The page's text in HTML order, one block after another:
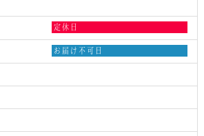
水
日,
8
2026
定休日
木
2026
お届け不可日